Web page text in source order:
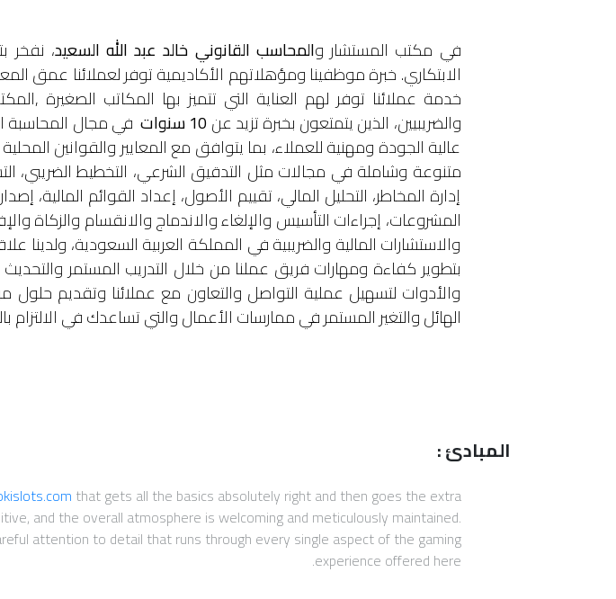
في مكتب المستشار والمحاسب القانوني خالد عبد الله السعيد، نفخر
الابتكاري. خبرة موظفينا ومؤهلاتهم الأكاديمية توفر لعملائنا عمق
خدمة عملائنا توفر لهم العناية التي تتميز بها المكاتب الصغيرة
والضريبيين، الذين يتمتعون بخبرة تزيد عن 10 سنوات
في مجال المحاسبة
عالية الجودة ومهنية للعملاء، بما يتوافق مع المعايير والقوانين
متنوعة وشاملة في مجالات مثل التدقيق الشرعي، التخطيط الضريبي،
إدارة المخاطر، التحليل المالي، تقييم الأصول، إعداد القوائم
المشروعات، إجراءات التأسيس والإلغاء والاندماج والانقسام
والاستشارات المالية والضريبية في المملكة العربية السعودية،
بتطوير كفاءة ومهارات فريق عملنا من خلال التدريب المستمر
والأدوات لتسهيل عملية التواصل والتعاون مع عملائنا وتقديم حلول
الهائل والتغير المستمر في ممارسات الأعمال والتي تساعدك في
المبادئ :
that gets all the basics absolutely right and then goes the extra
and the overall atmosphere is welcoming and meticulously maintained.
attention to detail that runs through every single aspect of the gaming
experience offered here.